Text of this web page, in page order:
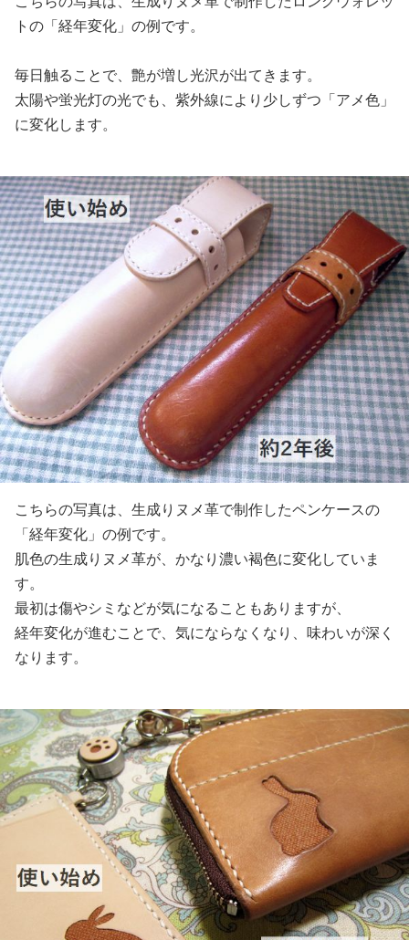
トの「経年変化」の例です。
毎日触ることで、艶が増し光沢が出てきます。
太陽や蛍光灯の光でも、紫外線により少しずつ「アメ色」
に変化します。
こちらの写真は、生成りヌメ革で制作したペンケースの
「経年変化」の例です。
肌色の生成りヌメ革が、かなり濃い褐色に変化していま
す。
最初は傷やシミなどが気になることもありますが、
経年変化が進むことで、気にならなくなり、味わいが深く
なります。